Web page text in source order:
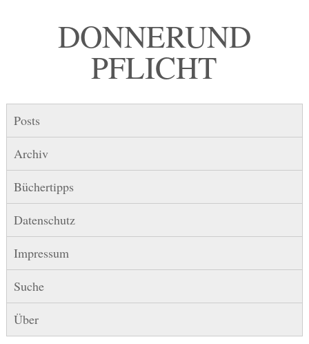
DONNER UND
PFLICHT
Posts
Archiv
Büchertipps
Datenschutz
Impressum
Suche
Über